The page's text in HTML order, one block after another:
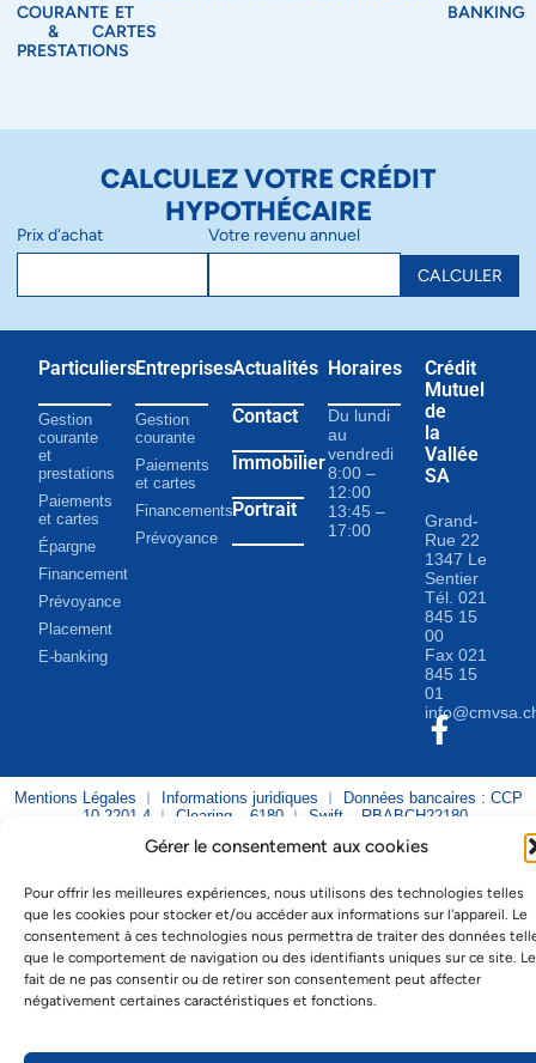
Gérer le consentement aux cookies
Pour offrir les meilleures expériences, nous utilisons des technologies telles
que les cookies pour stocker et/ou accéder aux informations sur l'appareil. Le
consentement à ces technologies nous permettra de traiter des données
que le comportement de navigation ou des identifiants uniques sur ce site. Le
fait de ne pas consentir ou de retirer son consentement peut affecter
négativement certaines caractéristiques et fonctions.
COURANTE
&
PRESTATIONS
ET
CARTES
BANKING
CALCULEZ VOTRE CRÉDIT
HYPOTHÉCAIRE
Prix d'achat Votre revenu annuel
CALCULER
Particuliers
Gestion
courante
et
prestations
Paiements
et cartes
Épargne
Financement
Prévoyance
Placement
E-banking
Entreprises
Gestion
courante
Paiements
et cartes
Financements
Prévoyance
Actualités
Contact
Immobilier
Portrait
Horaires
Du lundi
au
vendredi
8:00 –
12:00
13:45 –
17:00
Crédit
Mutuel
de
la
Vallée
SA
Grand-
Rue 22
1347 Le
Sentier
Tél. 021
845 15
00
Fax 021
845 15
01
Mentions Légales ︱ Informations juridiques ︱ Données bancaires : CCP
– 10-2201-4 ︱ Clearing – 6180 ︱ Swift – RBABCH22180
© 2026 CMV SA. Tous droits réservés.RéalisationCavin-Baudat Digital Lab